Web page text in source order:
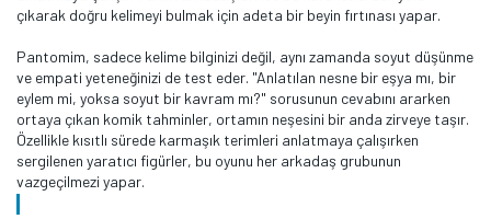
çıkarak doğru kelimeyi bulmak için adeta bir beyin fırtınası yapar.
Pantomim, sadece kelime bilginizi değil, aynı zamanda soyut düşünme
ve empati yeteneğinizi de test eder. "Anlatılan nesne bir eşya mı, bir
eylem mi, yoksa soyut bir kavram mı?" sorusunun cevabını ararken
ortaya çıkan komik tahminler, ortamın neşesini bir anda zirveye taşır.
Özellikle kısıtlı sürede karmaşık terimleri anlatmaya çalışırken
sergilenen yaratıcı figürler, bu oyunu her arkadaş grubunun
vazgeçilmezi yapar.